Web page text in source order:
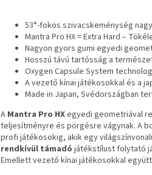
53°-fokos szivacskeménység
Mantra Pro HX = Extra Hard –
Nagyon gyors gumi egyedi
Hosszú távú tartósság a
Oxygen Capsule System
A vezető kínai játékosokkal és a
Made in Japan, Svédországban
A Mantra Pro HXegyedi geometriával
teljesítményre és pörgésre vágynak. A
profi játékosokig, akik egy
rendkívül támadó játékstílust folytató
Emellett vezető kínai játékosokkal